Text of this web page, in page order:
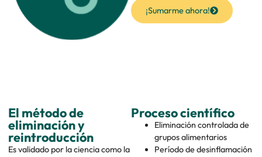
¡Sumarme ahora!
El método de
eliminación y
reintroducción
Es validado por la ciencia como la
Proceso científico
Eliminación controlada de
grupos alimentarios
Período de desinflamación